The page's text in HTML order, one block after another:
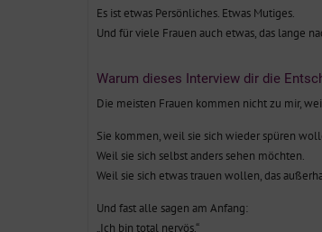
Es ist etwas Persönliches. Etwas Mutiges.
Und für viele Frauen auch etwas, das lange
Warum dieses Interview dir die
Die meisten Frauen kommen nicht zu mir,
Sie kommen, weil sie sich wieder spüren
Weil sie sich selbst anders sehen möchten.
Weil sie sich etwas trauen wollen, das
Und fast alle sagen am Anfang:
„Ich bin total nervös.“